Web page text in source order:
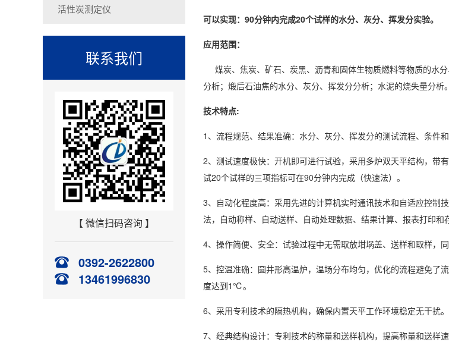
活性炭测定仪
联系我们
【 微信扫码咨询 】
0392-2622800
13461996830
可以实现：90分钟内完成20个试样的水分、灰分、挥发分实验。
应用范围：
煤炭、焦炭、矿石、炭黑、沥青和固体生物质燃料等物质的水
分析；煅后石油焦的水分、灰分、挥发分分析；水泥的烧失量分析。
技术特点:
1、流程规范、结果准确：水分、灰分、挥发分的测试流程、条件
2、测试速度极快：开机即可进行试验，采用多炉双天平结构，带
试20个试样的三项指标可在90分钟内完成（快速法）。
3、自动化程度高：采用先进的计算机实时通讯技术和自适应控制
法，自动称样、自动送样、自动处理数据、结果计算、报表打印和
4、操作简便、安全：试验过程中无需取放坩埚盖、送样和取样，
5、控温准确：圆井形高温炉，温场分布均匀，优化的流程避免了
度达到1℃。
6、采用专利技术的隔热机构，确保内置天平工作环境稳定无干扰。
7、经典结构设计：专利技术的称量和送样机构，提高称量和送样